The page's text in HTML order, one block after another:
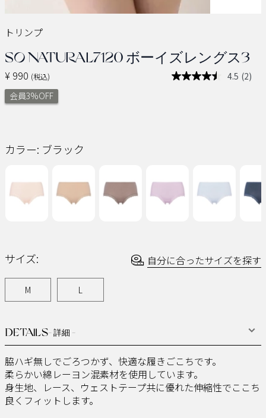
DETAILS- 詳細 -
脇ハギ無しでごろつかず、快適な履きごこちです。
柔らかい綿レーヨン混素材を使用しています。
身生地、レース、ウェストテープ共に優れた伸縮性でここち
良くフィットします。
トリンプ
SO NATURAL7120 ボーイズレングス3
¥ 990 (税込) 4.5 レ
ジ
の
(2)
会員3%OFF
カラー: ブラック
サイズ: 自分に合ったサイズを探す
M L